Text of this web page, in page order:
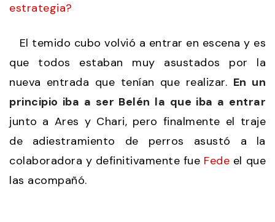
estrategia?
El temido cubo volvió a entrar en escena y es
que todos estaban muy asustados por la
nueva entrada que tenían que realizar. En un
principio iba a ser Belén la que iba a entrar
junto a Ares y Chari, pero finalmente el traje
de adiestramiento de perros asustó a la
colaboradora y definitivamente fue Fede el que
las acompañó.